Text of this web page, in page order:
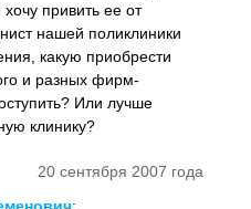
привить ее от
нашей поликлиники
какую приобрести
и разных фирм-
Или лучше
клинику?
20 сентября 2007 года